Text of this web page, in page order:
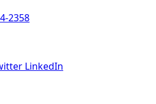
2358
LinkedIn